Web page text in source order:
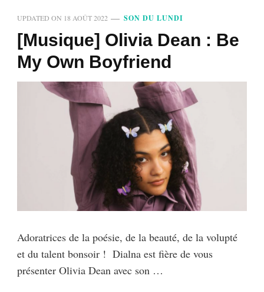
UPDATED ON 18 AOÛT 2022 SON DU LUNDI
[Musique] Olivia Dean : Be
My Own Boyfriend
Adoratrices de la poésie, de la beauté, de la volupté
et du talent bonsoir ! Dialna est fière de vous
présenter Olivia Dean avec son …